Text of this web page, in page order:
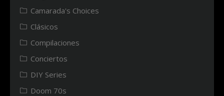
Camarada's Choices
Clásicos
Compilaciones
Conciertos
DIY Series
Doom 70s